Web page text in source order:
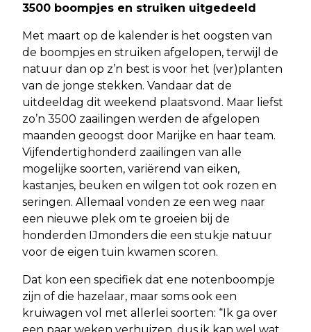
3500 boompjes en struiken uitgedeeld
Met maart op de kalender is het oogsten van
de boompjes en struiken afgelopen, terwijl de
natuur dan op z’n best is voor het (ver)planten
van de jonge stekken. Vandaar dat de
uitdeeldag dit weekend plaatsvond. Maar liefst
zo’n 3500 zaailingen werden de afgelopen
maanden geoogst door Marijke en haar team.
Vijfendertighonderd zaailingen van alle
mogelijke soorten, variërend van eiken,
kastanjes, beuken en wilgen tot ook rozen en
seringen. Allemaal vonden ze een weg naar
een nieuwe plek om te groeien bij de
honderden IJmonders die een stukje natuur
voor de eigen tuin kwamen scoren.
Dat kon een specifiek dat ene notenboompje
zijn of die hazelaar, maar soms ook een
kruiwagen vol met allerlei soorten: “Ik ga over
een paar weken verhuizen, dus ik kan wel wat